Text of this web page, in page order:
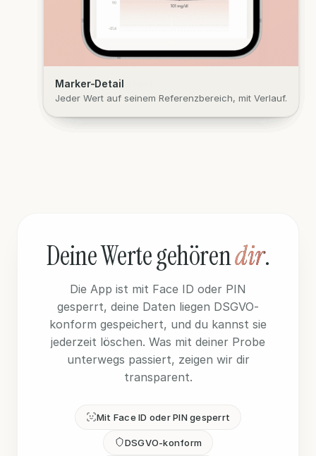
Dashboard
Score, Panels und letzte Tests auf einen Blick.
Ergebnisse
Alle Marker eines Tests, klar geordnet.
Trends
Jeder Marker als Kurve über die Zeit.
Mado · KI-Assistent
Frag nach, was ein Wert bedeutet.
Marker-Detail
Jeder Wert auf seinem Referenzbereich, mit Verlauf.
Deine Werte gehörendir.
Die App ist mit Face ID oder PIN
gesperrt, deine Daten liegen DSGVO-
konform gespeichert, und du kannst sie
jederzeit löschen. Was mit deiner Probe
unterwegs passiert, zeigen wir dir
transparent.
Mit Face ID oder PIN gesperrt
DSGVO-konform